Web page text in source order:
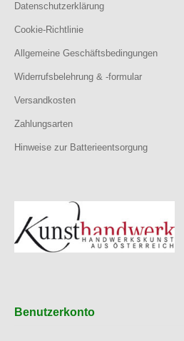
Datenschutzerklärung
Cookie-Richtlinie
Allgemeine Geschäftsbedingungen
Widerrufsbelehrung & -formular
Versandkosten
Zahlungsarten
Hinweise zur Batterieentsorgung
Benutzerkonto